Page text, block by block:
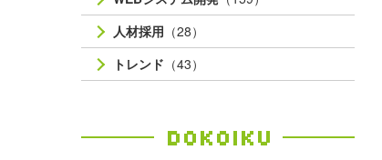
人材採用 （28）
トレンド （43）
Dokoiku